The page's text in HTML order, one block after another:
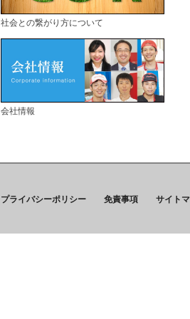
社会との繋がり方について
会社情報
プライバシーポリシー 免責事項 サイト